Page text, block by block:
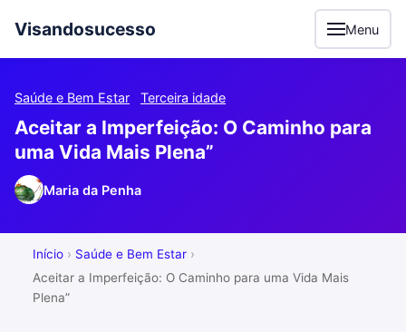
Visandosucesso Menu
Saúde e Bem Estar Terceira idade
Aceitar a Imperfeição: O Caminho para
uma Vida Mais Plena”
Maria da Penha
Início
Saúde e Bem Estar
Aceitar a Imperfeição: O Caminho para uma Vida Mais
Plena”